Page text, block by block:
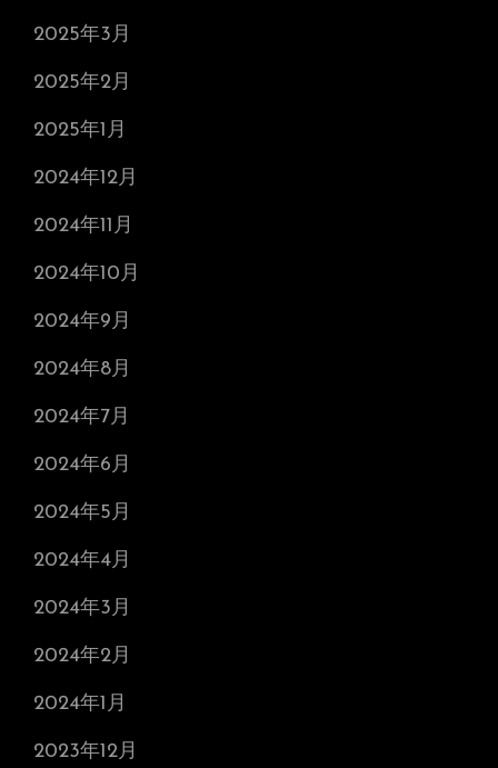
2025年3月
2025年2月
2025年1月
2024年12月
2024年11月
2024年10月
2024年9月
2024年8月
2024年7月
2024年6月
2024年5月
2024年4月
2024年3月
2024年2月
2024年1月
2023年12月